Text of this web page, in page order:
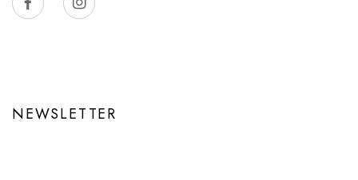
NEWSLETTER